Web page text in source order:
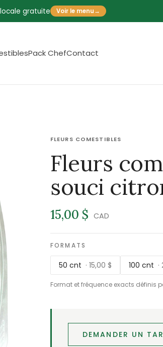
gratuite Voir le menu→
Pack ChefContact
FLEURS COMESTIBLES
Fleurs
souci
15,00 $ CAD
FORMATS
50 cnt · 15,00 $ 100 cnt
Format et fréquence exacts définis
DEMANDER UN